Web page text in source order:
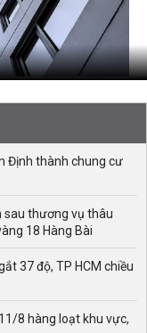
Định thành chung cư
sau thương vụ thâu
18 Hàng Bài
37 độ, TP HCM chiều
8 hàng loạt khu vực,